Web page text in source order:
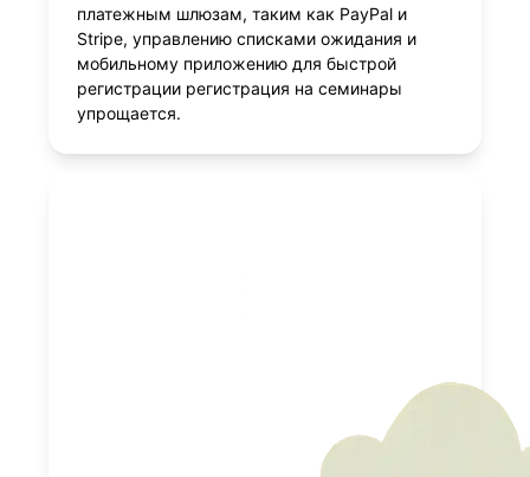
платежным шлюзам, таким как PayPal и
Stripe, управлению списками ожидания и
мобильному приложению для быстрой
регистрации регистрация на семинары
упрощается.